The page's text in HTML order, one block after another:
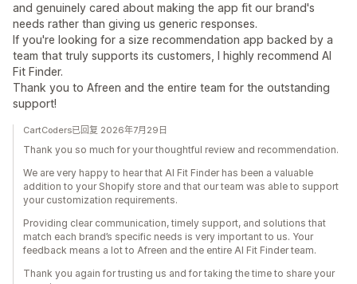
and genuinely cared about making the app fit our brand's
needs rather than giving us generic responses.
If you're looking for a size recommendation app backed by a
team that truly supports its customers, I highly recommend AI
Fit Finder.
Thank you to Afreen and the entire team for the outstanding
support!
CartCoders已回复 2026年7月29日
Thank you so much for your thoughtful review and recommendation.
We are very happy to hear that AI Fit Finder has been a valuable
addition to your Shopify store and that our team was able to support
your customization requirements.
Providing clear communication, timely support, and solutions that
match each brand’s specific needs is very important to us. Your
feedback means a lot to Afreen and the entire AI Fit Finder team.
Thank you again for trusting us and for taking the time to share your